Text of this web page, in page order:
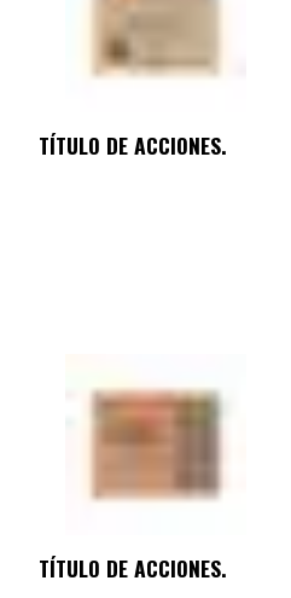
TÍTULO DE ACCIONES.
TÍTULO DE ACCIONES.